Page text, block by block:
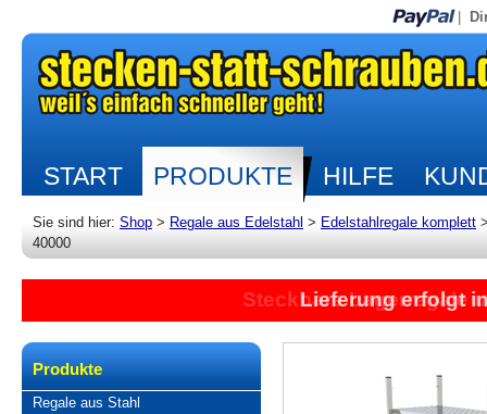
START PRODUKTE HILFE
Sie sind hier: Shop > Regale aus Edelstahl > Edelstahlregale komplett
40000
Lieferung erfolgt
Produkte
Regale aus Stahl